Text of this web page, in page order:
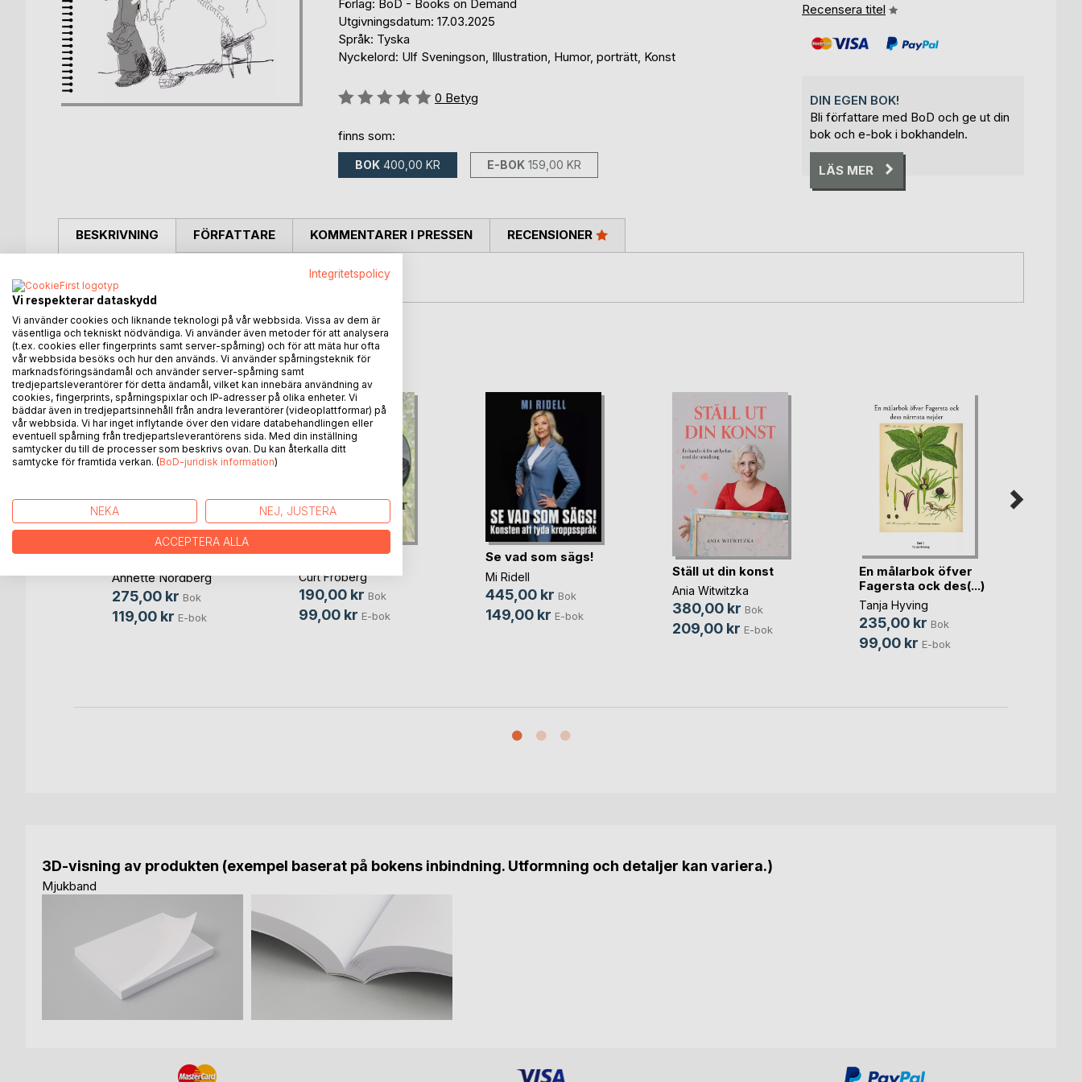
Förlag: BoD - Books on Demand
Utgivningsdatum: 17.03.2025
Språk: Tyska
Nyckelord: Ulf Sveningson, Illustration, Humor, porträtt, Konst
Betyg::
0 Betyg
finns som:
BOK 400,00 KR E-BOK 159,00 KR
Recensera titel
DIN EGEN BOK!
Bli författare med BoD och ge ut din
bok och e-bok i bokhandeln.
LÄS MER
BESKRIVNING
Bilder. Pictures. Artist Illustrator Ulf Sveningson
FÖRFATTARE KOMMENTARER I PRESSEN RECENSIONER
ANDRA TITLAR HOSBoD
-
1001 Words Gotland
Annette Nordberg
275,00 kr Bok
119,00 kr E-bok
I Karins fotspår
Curt Fröberg
190,00 kr Bok
99,00 kr E-bok
Se vad som sägs!
Mi Ridell
445,00 kr Bok
149,00 kr E-bok
Ställ ut din konst
Ania Witwitzka
380,00 kr Bok
209,00 kr E-bok
En målarbok öfver
Fagersta ock des(...)
Tanja Hyving
235,00 kr Bok
99,00 kr E-bok
3D-visning av produkten (exempel baserat på bokens inbindning. Utformning och detaljer kan variera.)
Mjukband
Integritetspolicy
Vi respekterar dataskydd
Vi använder cookies och liknande teknologi på vår webbsida. Vissa av dem är
väsentliga och tekniskt nödvändiga. Vi använder även metoder för att analysera
(t.ex. cookies eller fingerprints samt server-spårning) och för att mäta hur ofta
vår webbsida besöks och hur den används. Vi använder spårningsteknik för
marknadsföringsändamål och använder server-spårning samt
tredjepartsleverantörer för detta ändamål, vilket kan innebära användning av
cookies, fingerprints, spårningspixlar och IP-adresser på olika enheter. Vi
bäddar även in tredjepartsinnehåll från andra leverantörer (videoplattformar) på
vår webbsida. Vi har inget inflytande över den vidare databehandlingen eller
eventuell spårning från tredjepartsleverantörens sida. Med din inställning
samtycker du till de processer som beskrivs ovan. Du kan återkalla ditt
samtycke för framtida verkan. (BoD-juridisk information)
NEKA NEJ, JUSTERA
ACCEPTERA ALLA